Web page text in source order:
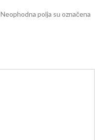
Neophodna polja su označena